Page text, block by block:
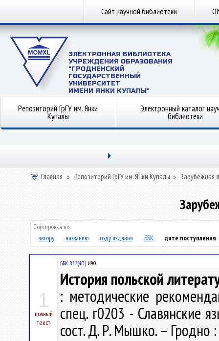
Сайт научной библиотеки
ЭЛЕКТРОННАЯ БИБЛИОТЕКА
УЧРЕЖДЕНИЯ ОБРАЗОВАНИЯ
"ГРОДНЕНСКИЙ
ГОСУДАРСТВЕННЫЙ
УНИВЕРСИТЕТ
ИМЕНИ ЯНКИ КУПАЛЫ"
Репозиторий ГрГУ им. Янки
Купалы
Электронный каталог
библиотеки
Главная » Репозиторий ГрГУ им. Янки Купалы » Зарубежная
Сортировка по:
автору
названию году издания ББК дате поступления
1
полный
текст
ББК 83.3(4П) И90
История польской
: методические
спец. г0203 - Славянские
сост. Д. Р. Мышко. – Гродно